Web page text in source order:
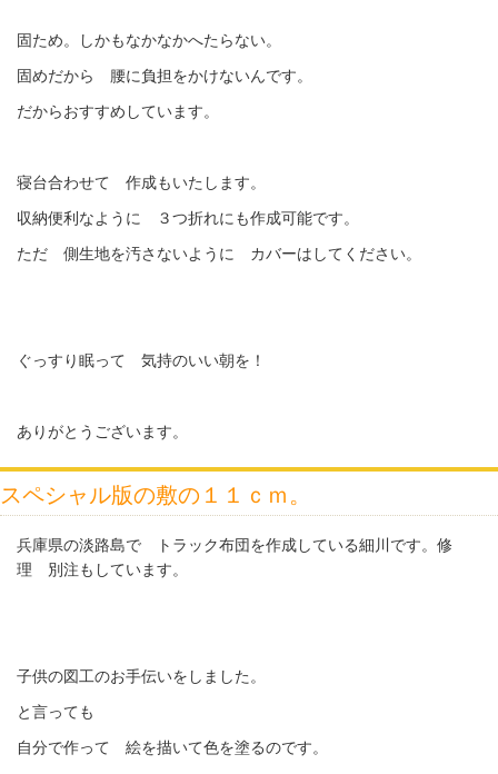
固ため。しかもなかなかへたらない。
固めだから 腰に負担をかけないんです。
だからおすすめしています。
寝台合わせて 作成もいたします。
収納便利なように ３つ折れにも作成可能です。
ただ 側生地を汚さないように カバーはしてください。
ぐっすり眠って 気持のいい朝を！
ありがとうございます。
スペシャル版の敷の１１ｃｍ。
兵庫県の淡路島で トラック布団を作成している細川です。修
理 別注もしています。
子供の図工のお手伝いをしました。
と言っても
自分で作って 絵を描いて色を塗るのです。